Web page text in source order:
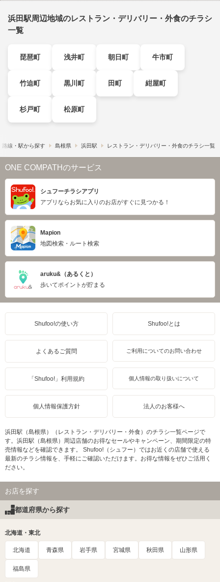
浜田駅周辺地域のレストラン・デリバリー・外食のチラシ
一覧
琵琶町 浅井町 朝日町 牛市町
竹迫町 黒川町 田町 紺屋町
杉戸町 松原町
路線・駅から探す 島根県 浜田駅 レストラン・デリバリー・外食のチラシ一覧
ONE COMPATHのサービス
シュフーチラシアプリ
アプリならお気に入りのお店がすぐに見つかる！
Mapion
地図検索・ルート検索
aruku&（あるくと）
歩いてポイントが貯まる
Shufoo!の使い方 Shufoo!とは
よくあるご質問 ご利用についてのお問い合わせ
「Shufoo!」利用規約 個人情報の取り扱いについて
個人情報保護方針 法人のお客様へ
浜田駅（島根県）（レストラン・デリバリー・外食）のチラシ一覧ページで
す。浜田駅（島根県）周辺店舗のお得なセールやキャンペーン、期間限定の特
売情報などを確認できます。 Shufoo!（シュフー）ではお近くの店舗で使える
最新のチラシ情報を、手軽にご確認いただけます。お得な情報をぜひご活用く
ださい。
お店を探す
都道府県から探す
北海道・東北
北海道 青森県 岩手県 宮城県 秋田県 山形県
福島県